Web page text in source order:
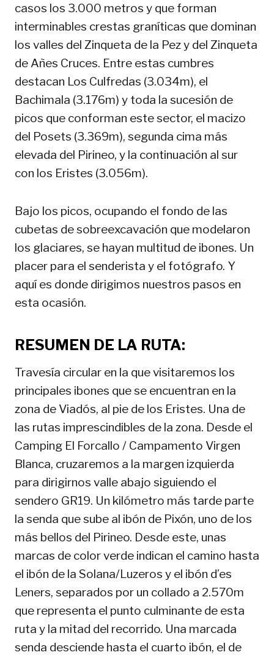
casos los 3.000 metros y que forman
interminables crestas graníticas que dominan
los valles del Zinqueta de la Pez y del Zinqueta
de Añes Cruces. Entre estas cumbres
destacan Los Culfredas (3.034m), el
Bachimala (3.176m) y toda la sucesión de
picos que conforman este sector, el macizo
del Posets (3.369m), segunda cima más
elevada del Pirineo, y la continuación al sur
con los Eristes (3.056m).
Bajo los picos, ocupando el fondo de las
cubetas de sobreexcavación que modelaron
los glaciares, se hayan multitud de ibones. Un
placer para el senderista y el fotógrafo. Y
aquí es donde dirigimos nuestros pasos en
esta ocasión.
RESUMEN DE LA RUTA:
Travesía circular en la que visitaremos los
principales ibones que se encuentran en la
zona de Viadós, al pie de los Eristes. Una de
las rutas imprescindibles de la zona. Desde el
Camping El Forcallo / Campamento Virgen
Blanca, cruzaremos a la margen izquierda
para dirigirnos valle abajo siguiendo el
sendero GR19. Un kilómetro más tarde parte
la senda que sube al ibón de Pixón, uno de los
más bellos del Pirineo. Desde este, unas
marcas de color verde indican el camino hasta
el ibón de la Solana/Luzeros y el ibón d’es
Leners, separados por un collado a 2.570m
que representa el punto culminante de esta
ruta y la mitad del recorrido. Una marcada
senda desciende hasta el cuarto ibón, el de